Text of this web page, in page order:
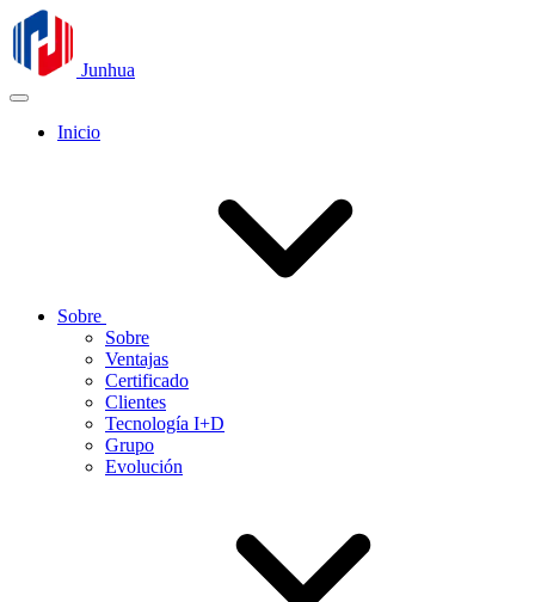
Junhua
Inicio
Sobre
Sobre
Ventajas
Certificado
Clientes
Tecnología I+D
Grupo
Evolución